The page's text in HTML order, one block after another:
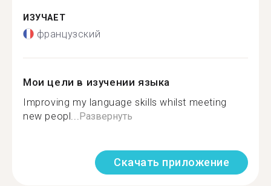
ИЗУЧАЕТ
французский
Мои цели в изучении языка
Improving my language skills whilst meeting
new peopl... Развернуть
Скачать приложение